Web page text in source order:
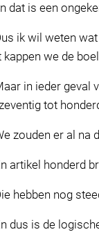
dat is een
ik wil weten
kappen we de
in ieder geval
tot
zouden er al na
artikel honderd
hebben nog
dus is de